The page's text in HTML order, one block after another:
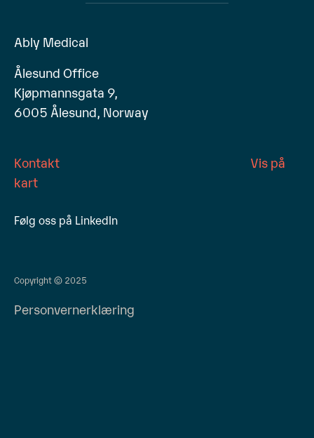
Ably Medical
Ålesund Office
Kjøpmannsgata 9,
6005 Ålesund, Norway
Kontakt
Vis på
kart
Følg oss på LinkedIn
Copyright © 2025
Personvernerklæring